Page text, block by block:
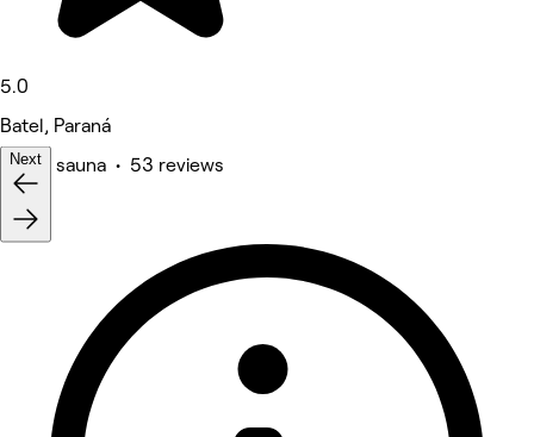
5.0
Batel, Paraná
Spa & sauna • 53 reviews
Next